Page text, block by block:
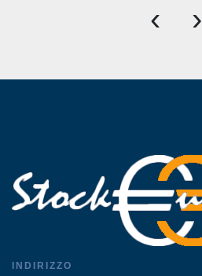
‹ ›
INDIRIZZO